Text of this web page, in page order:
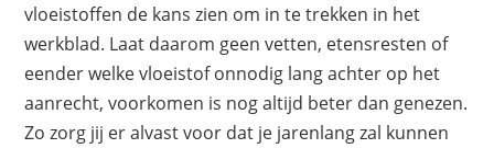
vloeistoffen de kans zien om in te trekken in het
werkblad. Laat daarom geen vetten, etensresten of
eender welke vloeistof onnodig lang achter op het
aanrecht, voorkomen is nog altijd beter dan genezen.
Zo zorg jij er alvast voor dat je jarenlang zal kunnen